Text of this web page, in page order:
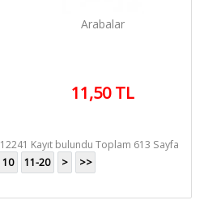
Arabalar
11,50 TL
12241 Kayıt bulundu Toplam 613 Sayfa
10 11-20 > >>